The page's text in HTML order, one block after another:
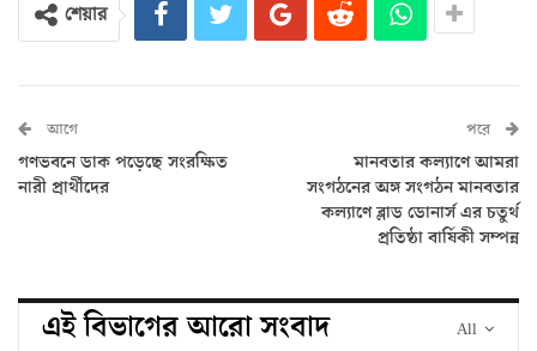
শেয়ার
আগে
গণভবনে ডাক পড়েছে সংরক্ষিত
নারী প্রার্থীদের
পরে
মানবতার কল্যাণে আমরা
সংগঠনের অঙ্গ সংগঠন মানবতার
কল্যাণে ব্লাড ডোনার্স এর চতুর্থ
প্রতিষ্ঠা বার্ষিকী সম্পন্ন
All
এই বিভাগের আরো সংবাদ